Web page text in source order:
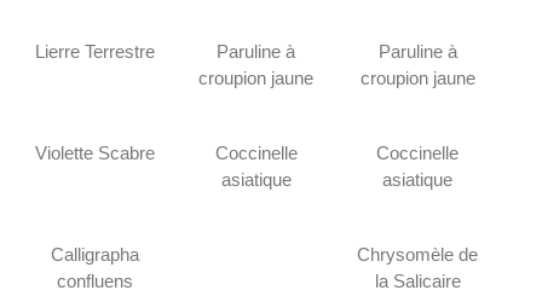
Lierre Terrestre
Paruline à
croupion jaune
Paruline à
croupion jaune
Violette Scabre
Coccinelle
asiatique
Coccinelle
asiatique
Calligrapha
confluens
Chrysomèle de
la Salicaire